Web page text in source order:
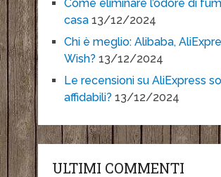
Come eliminare l’odore di
casa 13/12/2024
Chi è meglio: Alibaba,
Wish? 13/12/2024
Le recensioni su AliExpress
affidabili? 13/12/2024
ULTIMI COMMENTI